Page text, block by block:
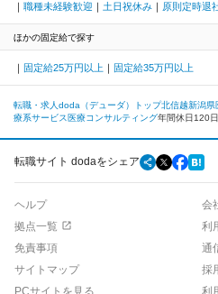
職種未経験歓迎
土日祝休み 原則定時退
ほかの固定給で探す
固定給25万円以上 固定給35万円以上
転職・求人doda（デューダ）トップ北信越新潟県
療系サービス 医療コンサルティング年間休日120
転職サイト dodaをシェア
ヘルプ
会
拠点一覧
利
免責事項
通
サイトマップ
採
PCサイトを見る
利